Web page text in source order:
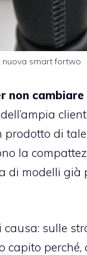
nuova smart fortwo
non cambiare
di
la
di modelli già
sulle
perché,